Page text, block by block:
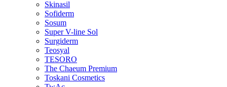
Skinasil
Sofiderm
Sosum
Super V-line Sol
Surgiderm
Teosyal
TESORO
The Chaeum Premium
Toskani Cosmetics